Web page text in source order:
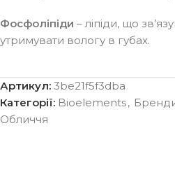
Фосфоліпіди – ліпіди, що
утримувати вологу в губах.
Артикул: 3be21f5f3dba
Категорії: Bioelements,
Обличчя